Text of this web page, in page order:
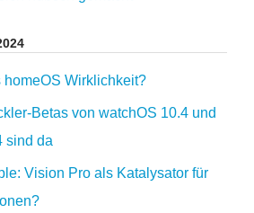
homeOS Wirklichkeit?
Betas von watchOS 10.4 und
sind da
Vision Pro als Katalysator für